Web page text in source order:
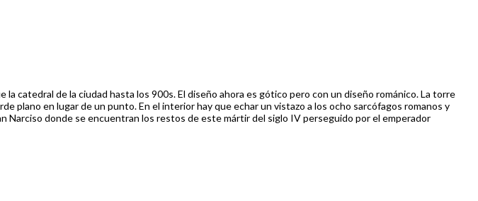
catedral de la ciudad hasta los 900s. El diseño ahora es gótico pero con un diseño románico. La torre
plano en lugar de un punto. En el interior hay que echar un vistazo a los ocho sarcófagos romanos y
Narciso donde se encuentran los restos de este mártir del siglo IV perseguido por el emperador